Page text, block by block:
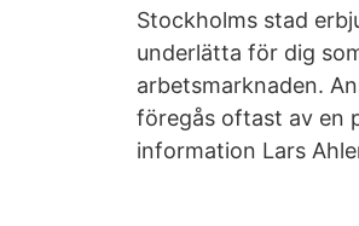
Stockholms stad
underlätta för dig
arbetsmarknaden.
föregås oftast av en
information Lars